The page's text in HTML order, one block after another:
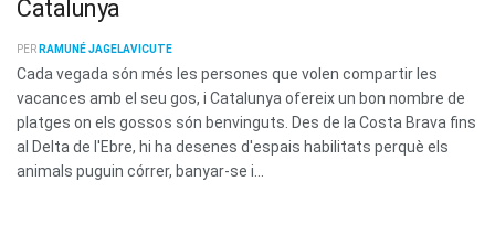
Catalunya
PER RAMUNÉ JAGELAVICUTE
Cada vegada són més les persones que volen compartir les
vacances amb el seu gos, i Catalunya ofereix un bon nombre de
platges on els gossos són benvinguts. Des de la Costa Brava fins
al Delta de l'Ebre, hi ha desenes d'espais habilitats perquè els
animals puguin córrer, banyar-se i...